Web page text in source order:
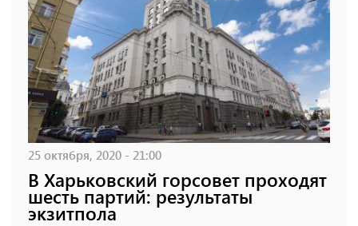
25 октября, 2020 - 21:00
В Харьковский горсовет проходят
шесть партий: результаты
экзитпола